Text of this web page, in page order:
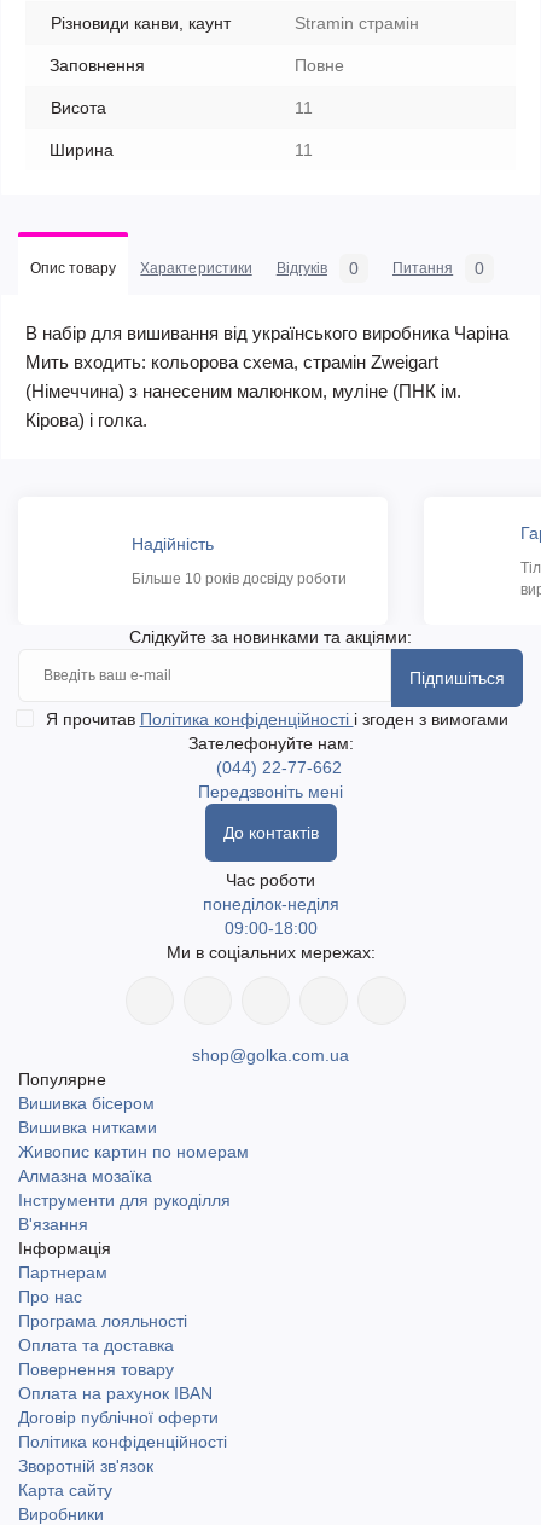
Різновиди канви, каунт Stramin страмін
Заповнення Повне
Висота 11
Ширина 11
Опис товару Характеристики Відгуків 0 Питання 0
В набір для вишивання від українського виробника Чаріна
Мить входить: кольорова схема, страмін Zweigart
(Німеччина) з нанесеним малюнком, муліне (ПНК ім.
Кірова) і голка.
Надійність
Більше 10 років досвіду роботи
Слідкуйте за новинками та акціями:
Підпишіться
Я прочитав Політика конфіденційності і згоден з вимогами
Зателефонуйте нам:
(044) 22-77-662
Передзвоніть мені
До контактів
Час роботи
понеділок-неділя
09:00-18:00
Ми в соціальних мережах:
shop@golka.com.ua
Популярне
Вишивка бісером
Вишивка нитками
Живопис картин по номерам
Алмазна мозаїка
Інструменти для рукоділля
В'язання
Інформація
Партнерам
Про нас
Програма лояльності
Оплата та доставка
Повернення товару
Оплата на рахунок IBAN
Договір публічної оферти
Політика конфіденційності
Зворотній зв'язок
Карта сайту
Виробники